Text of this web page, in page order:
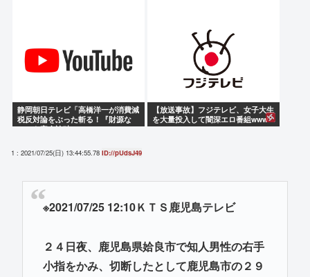
静岡朝日テレビ「高橋洋一が消費減
税反対論をぶった斬る！『財源な
い』を完全論破」
【放送事故】フジテレビ、女子大生
を大量投入して闇深エロ番組www
1 : 2021/07/25(日) 13:44:55.78 ID://pUdsJ49
※2021/07/25 12:10ＫＴＳ鹿児島テレビ
２４日夜、鹿児島県姶良市で知人男性の右手
小指をかみ、切断したとして鹿児島市の２９